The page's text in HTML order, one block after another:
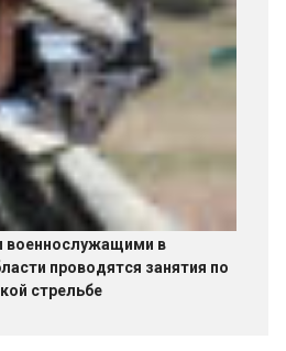
военнослужащими в
проводятся занятия по
стрельбе